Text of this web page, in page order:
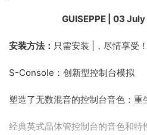
GUISEPPE | 03
安装方法： 只需安装 |，尽情享受！
S-Console：创新型控制台模拟
塑造了无数混音的控制台音色：重
经典英式晶体管控制台的音色和特